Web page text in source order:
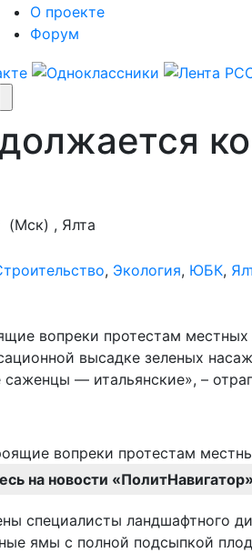
О проекте
Форум
(Мск) , Ялта
, Экология, ЮБК,
вопреки протестам
высадке зеленых
— итальянские», –
на новости
специалисты ландшафтного
ямы с полной подсыпкой